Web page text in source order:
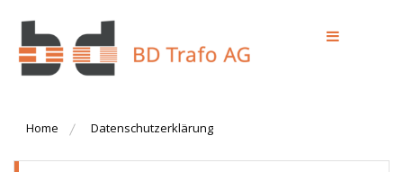
content
Home
Datenschutzerklärung